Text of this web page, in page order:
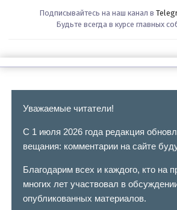
Подписывайтесь на наш канал в
Будьте всегда в курсе главных
Уважаемые читатели!
С 1 июля 2026 года редакция
вещания: комментарии на сайте
Благодарим всех и каждого, кто на
многих лет участвовал в
опубликованных материалов.